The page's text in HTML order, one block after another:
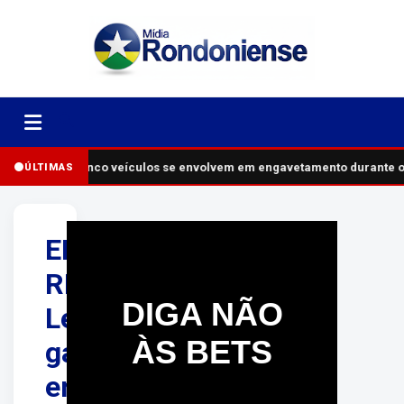
ÚLTIMAS Cinco veículos se envolvem em engavetamento durante
ELLIS
REGINA:
Lei
garante
entrega
DIGA NÃO
ÀS BETS